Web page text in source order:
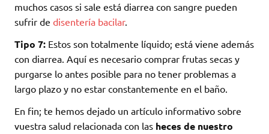
muchos casos si sale está diarrea con sangre pueden
sufrir de disentería bacilar.
Tipo 7: Estos son totalmente líquido; está viene además
con diarrea. Aquí es necesario comprar frutas secas y
purgarse lo antes posible para no tener problemas a
largo plazo y no estar constantemente en el baño.
En fin; te hemos dejado un artículo informativo sobre
vuestra salud relacionada con las heces de nuestro